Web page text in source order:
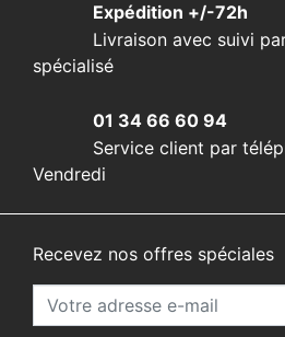
Expédition +/-72h
Livraison avec suivi
spécialisé
01 34 66 60 94
Service client par
Vendredi
Recevez nos offres spéciales